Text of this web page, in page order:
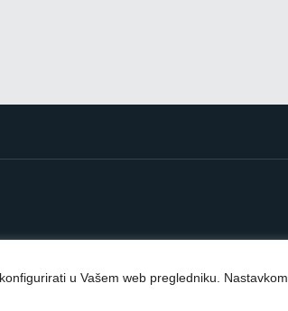
u Vašem web pregledniku. Nastavkom